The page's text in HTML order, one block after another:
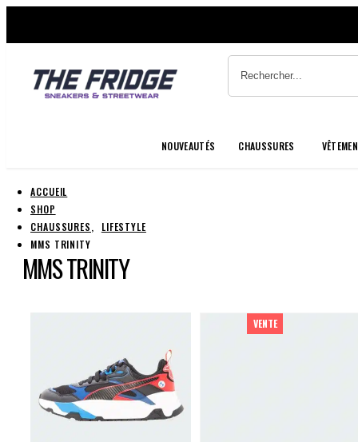
NOUVEAUTÉS CHAUSSURES
ACCUEIL
SHOP
CHAUSSURES,
LIFESTYLE
MMS TRINITY
MMS TRINITY
VENTE